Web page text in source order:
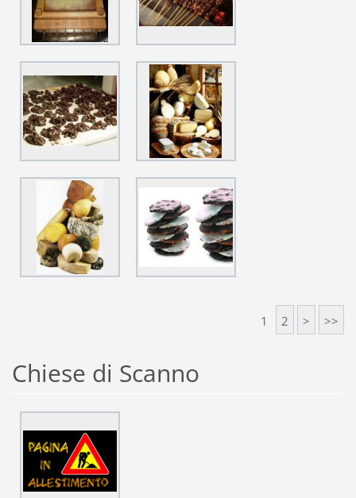
1 2 > >>
Chiese di Scanno